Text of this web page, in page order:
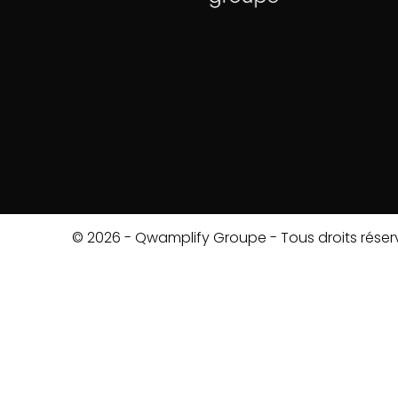
© 2026 - Qwamplify Groupe - Tous droits